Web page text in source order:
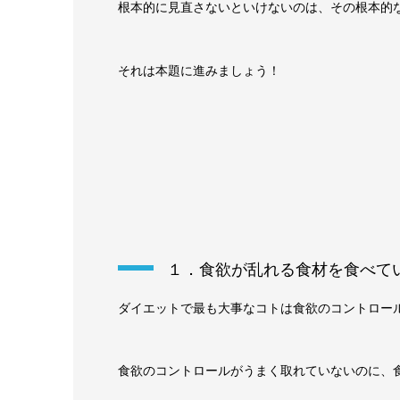
根本的に見直さないといけないのは、その根本的
それは本題に進みましょう！
１．食欲が乱れる食材を食べて
ダイエットで最も大事なコトは食欲のコントロー
食欲のコントロールがうまく取れていないのに